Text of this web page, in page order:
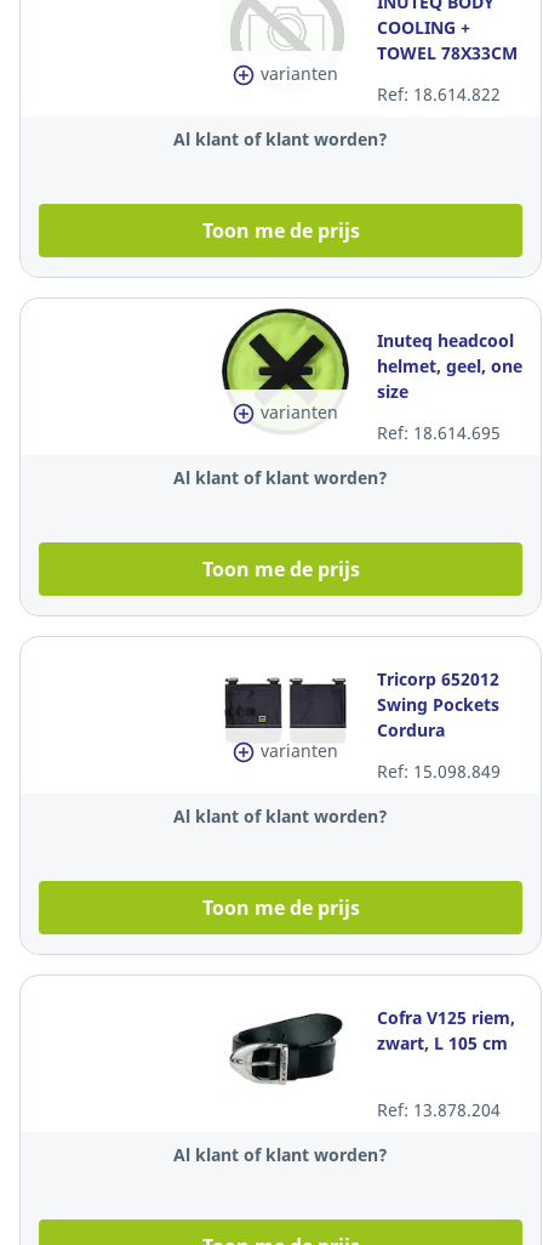
varianten
COOLING +
TOWEL 78X33CM
Ref: 18.614.822
Al klant of klant worden?
Toon me de prijs
varianten
Inuteq headcool
helmet, geel, one
size
Ref: 18.614.695
Al klant of klant worden?
Toon me de prijs
varianten
Tricorp 652012
Swing Pockets
Cordura
marine, set van 2
stuks
Ref: 15.098.849
Al klant of klant worden?
Toon me de prijs
Cofra V125 riem,
zwart, L 105 cm
Ref: 13.878.204
Al klant of klant worden?